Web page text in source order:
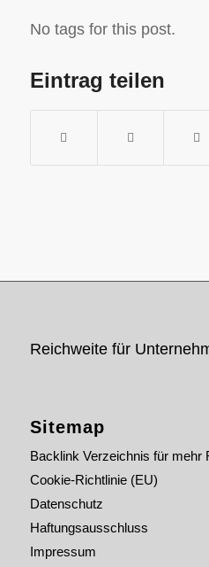
No tags for this post.
Eintrag teilen
Reichweite für
Sitemap
Backlink Verzeichnis für mehr
Cookie-Richtlinie (EU)
Datenschutz
Haftungsausschluss
Impressum